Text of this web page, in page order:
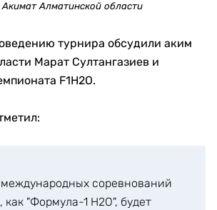
Акимат Алматинской области
турнира обсудили аким
Марат Султангазиев и
F1H2O.
соревнований
как "Формула-1 H2O", будет